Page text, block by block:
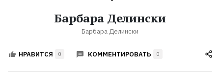
обсуждаемые
Авторы
Барбара Делински
Барбара Делински
НРАВИТСЯ 0 КОММЕНТИРОВАТЬ 0